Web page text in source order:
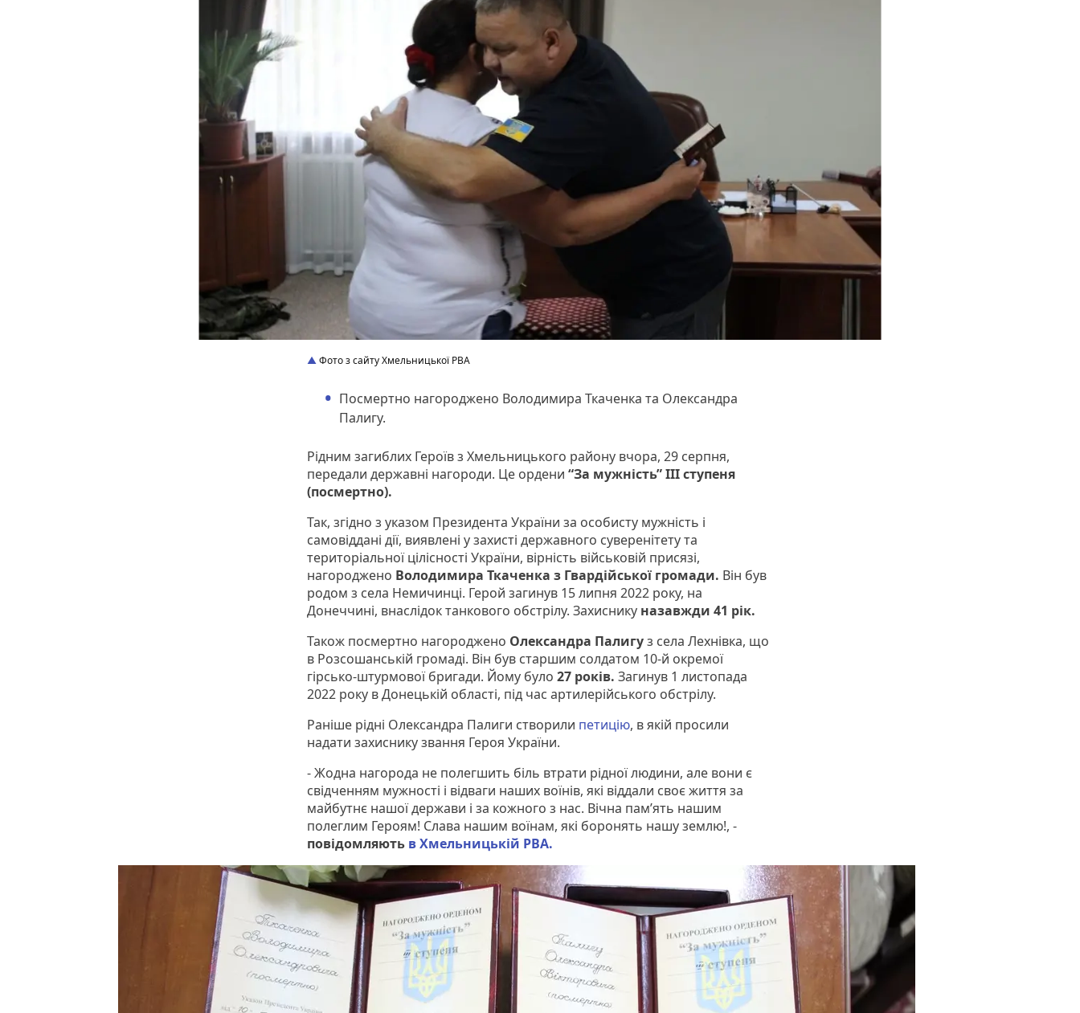
Фото з сайту Хмельницької РВА
Посмертно нагороджено Володимира Ткаченка та Олександра
Палигу.
Рідним загиблих Героїв з Хмельницького району вчора, 29 серпня,
передали державні нагороди. Це ордени “За мужність” III ступеня
(посмертно).
Так, згідно з указом Президента України за особисту мужність і
самовіддані дії, виявлені у захисті державного суверенітету та
територіальної цілісності України, вірність військовій присязі,
нагороджено Володимира Ткаченка з Гвардійської громади. Він був
родом з села Немичинці. Герой загинув 15 липня 2022 року, на
Донеччині, внаслідок танкового обстрілу. Захиснику назавжди 41 рік.
Також посмертно нагороджено Олександра Палигуз села Лехнівка, що
в Розсошанській громаді. Він був старшим солдатом 10-й окремої
гірсько-штурмової бригади. Йому було 27 років. Загинув 1 листопада
2022 року в Донецькій області, під час артилерійського обстрілу.
Раніше рідні Олександра Палиги створили петицію, в якій просили
надати захиснику звання Героя України.
- Жодна нагорода не полегшить біль втрати рідної людини, але вони є
свідченням мужності і відваги наших воїнів, які віддали своє життя за
майбутнє нашої держави і за кожного з нас. Вічна пам’ять нашим
полеглим Героям! Слава нашим воїнам, які боронять нашу землю!, -
повідомляють в Хмельницькій РВА.